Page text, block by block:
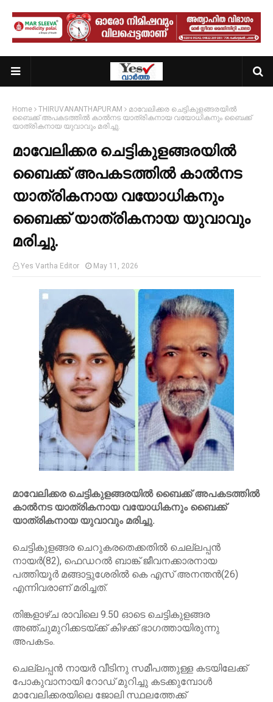
Home THIRUVANANTHAPURAM
മാവേലിക്കര ചെട്ടികുളങ്ങരയില്‍
ബൈക്ക് അപകടത്തില്‍ കാല്‍നട യാത്രികനായ വയോധികനും ബൈക്ക്
യാത്രികനായ യുവാവും മരിച്ചു.
മാവേലിക്കര ചെട്ടികുളങ്ങരയില്‍
ബൈക്ക് അപകടത്തില്‍ കാല്‍നട
യാത്രികനായ വയോധികനും
ബൈക്ക് യാത്രികനായ യുവാവും
മരിച്ചു.
Yes Vartha Editor May 11, 2026
മാവേലിക്കര ചെട്ടികുളങ്ങരയില്‍ ബൈക്ക് അപകടത്തില്‍
കാല്‍നട യാത്രികനായ വയോധികനും ബൈക്ക്
യാത്രികനായ യുവാവും മരിച്ചു.
ചെട്ടികുളങ്ങര ചെറുകരതെക്കതില്‍ ചെല്ലപ്പന്‍
നായര്‍(82), ഫെഡറല്‍ ബാങ്ക് ജീവനക്കാരനായ
പത്തിയൂര്‍ മങ്ങാട്ടുശേരില്‍ കെ എസ് അനന്തന്‍(26)
എന്നിവരാണ് മരിച്ചത്.
തിങ്കളാഴ്ച രാവിലെ 9.50 ഓടെ ചെട്ടികുളങ്ങര
അഞ്ചുമുറിക്കടയ്ക്ക് കിഴക്ക് ഭാഗത്തായിരുന്നു
അപകടം.
ചെല്ലപ്പന്‍ നായര്‍ വീടിനു സമീപത്തുള്ള കടയിലേക്ക്
പോകുവാനായി റോഡ് മുറിച്ചു കടക്കുമ്പോള്‍
മാവേലിക്കരയിലെ ജോലി സ്ഥലത്തേക്ക്